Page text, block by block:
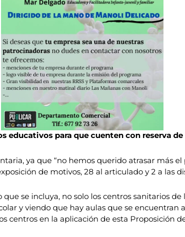
educativos para que cuenten con reserva
ya que “no hemos querido atrasar más
de motivos, 28 al articulado y 2 a las
se incluya, no solo los centros sanitarios
y viendo que hay aulas que se encuentran
centros en la aplicación de esta Proposición